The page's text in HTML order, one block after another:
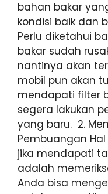
bahan bakar
kondisi baik dan
Perlu diketahui
bakar sudah
nantinya akan
mobil pun akan
mendapati filter
segera lakukan
yang baru. 2.
Pembuangan
jika mendapati
adalah
Anda bisa